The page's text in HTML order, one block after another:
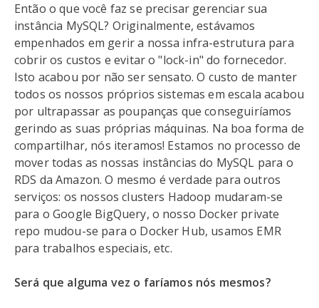
Então o que você faz se precisar gerenciar sua
instância MySQL? Originalmente, estávamos
empenhados em gerir a nossa infra-estrutura para
cobrir os custos e evitar o "lock-in" do fornecedor.
Isto acabou por não ser sensato. O custo de manter
todos os nossos próprios sistemas em escala acabou
por ultrapassar as poupanças que conseguiríamos
gerindo as suas próprias máquinas. Na boa forma de
compartilhar, nós iteramos! Estamos no processo de
mover todas as nossas instâncias do MySQL para o
RDS da Amazon. O mesmo é verdade para outros
serviços: os nossos clusters Hadoop mudaram-se
para o Google BigQuery, o nosso Docker private
repo mudou-se para o Docker Hub, usamos EMR
para trabalhos especiais, etc.
Será que alguma vez o faríamos nós mesmos?